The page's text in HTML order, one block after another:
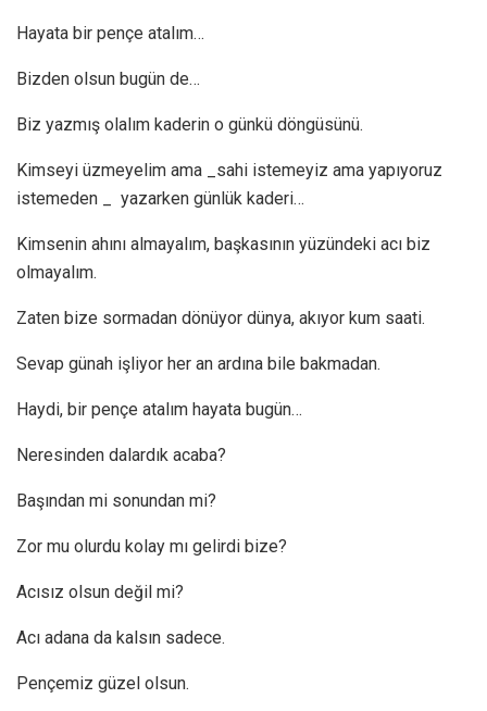
Hayata bir pençe atalım…
Bizden olsun bugün de…
Biz yazmış olalım kaderin o günkü döngüsünü.
Kimseyi üzmeyelim ama _sahi istemeyiz ama yapıyoruz
istemeden _ yazarken günlük kaderi…
Kimsenin ahını almayalım, başkasının yüzündeki acı biz
olmayalım.
Zaten bize sormadan dönüyor dünya, akıyor kum saati.
Sevap günah işliyor her an ardına bile bakmadan.
Haydi, bir pençe atalım hayata bugün…
Neresinden dalardık acaba?
Başından mi sonundan mi?
Zor mu olurdu kolay mı gelirdi bize?
Acısız olsun değil mi?
Acı adana da kalsın sadece.
Pençemiz güzel olsun.